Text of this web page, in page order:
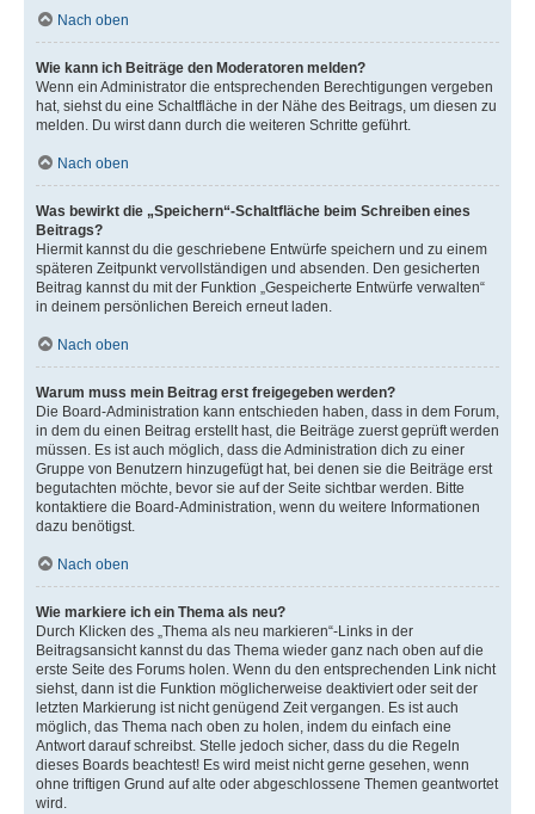
Nach oben
Wie kann ich Beiträge den Moderatoren melden?
Wenn ein Administrator die entsprechenden Berechtigungen vergeben
hat, siehst du eine Schaltfläche in der Nähe des Beitrags, um diesen zu
melden. Du wirst dann durch die weiteren Schritte geführt.
Nach oben
Was bewirkt die „Speichern“-Schaltfläche beim Schreiben eines
Beitrags?
Hiermit kannst du die geschriebene Entwürfe speichern und zu einem
späteren Zeitpunkt vervollständigen und absenden. Den gesicherten
Beitrag kannst du mit der Funktion „Gespeicherte Entwürfe verwalten“
in deinem persönlichen Bereich erneut laden.
Nach oben
Warum muss mein Beitrag erst freigegeben werden?
Die Board-Administration kann entschieden haben, dass in dem Forum,
in dem du einen Beitrag erstellt hast, die Beiträge zuerst geprüft werden
müssen. Es ist auch möglich, dass die Administration dich zu einer
Gruppe von Benutzern hinzugefügt hat, bei denen sie die Beiträge erst
begutachten möchte, bevor sie auf der Seite sichtbar werden. Bitte
kontaktiere die Board-Administration, wenn du weitere Informationen
dazu benötigst.
Nach oben
Wie markiere ich ein Thema als neu?
Durch Klicken des „Thema als neu markieren“-Links in der
Beitragsansicht kannst du das Thema wieder ganz nach oben auf die
erste Seite des Forums holen. Wenn du den entsprechenden Link nicht
siehst, dann ist die Funktion möglicherweise deaktiviert oder seit der
letzten Markierung ist nicht genügend Zeit vergangen. Es ist auch
möglich, das Thema nach oben zu holen, indem du einfach eine
Antwort darauf schreibst. Stelle jedoch sicher, dass du die Regeln
dieses Boards beachtest! Es wird meist nicht gerne gesehen, wenn
ohne triftigen Grund auf alte oder abgeschlossene Themen geantwortet
wird.